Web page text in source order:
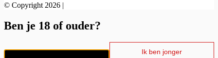
© Copyright 2026 |
Ben je 18 of ouder?
Ik ben jonger